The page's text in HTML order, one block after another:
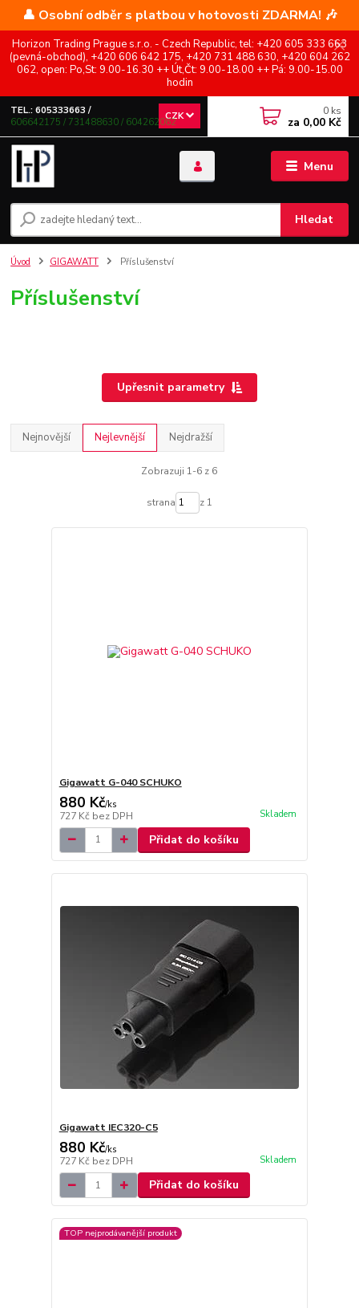
👤 Osobní odběr s platbou v hotovosti ZDARMA! 🎶
Horizon Trading Prague s.r.o. - Czech Republic, tel: +420 605 333 663
(pevná-obchod), +420 606 642 175, +420 731 488 630, +420 604 262
062, open: Po,St: 9.00-16.30 ++ Út,Čt: 9.00-18.00 ++ Pá: 9.00-15.00
hodin
Menu
CZK
Hledat
TEL.: 605333663 /
606642175 / 731488630 / 604262062
0 ks
za 0,00 Kč
Úvod GIGAWATT Příslušenství
Příslušenství
Upřesnit parametry
Nejnovější Nejlevnější Nejdražší
Zobrazuji 1-6 z 6
strana z 1
Gigawatt G-040 SCHUKO
880 Kč/ks
727 Kč bez DPH Skladem
Přidat do košíku
Gigawatt IEC320-C5
880 Kč/ks
727 Kč bez DPH Skladem
Přidat do košíku
TOP nejprodávanější produkt